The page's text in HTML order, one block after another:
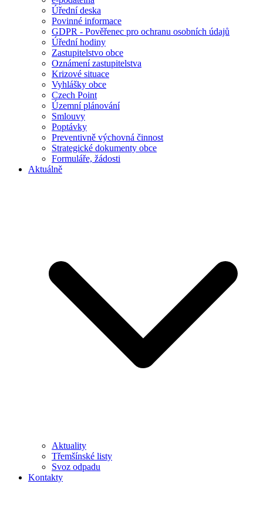
Úřední deska
Povinné informace
GDPR - Pověřenec pro ochranu osobních údajů
Úřední hodiny
Zastupitelstvo obce
Oznámení zastupitelstva
Krizové situace
Vyhlášky obce
Czech Point
Územní plánování
Smlouvy
Poptávky
Preventivně výchovná činnost
Strategické dokumenty obce
Formuláře, žádosti
Aktuálně
Aktuality
Třemšínské listy
Svoz odpadu
Kontakty